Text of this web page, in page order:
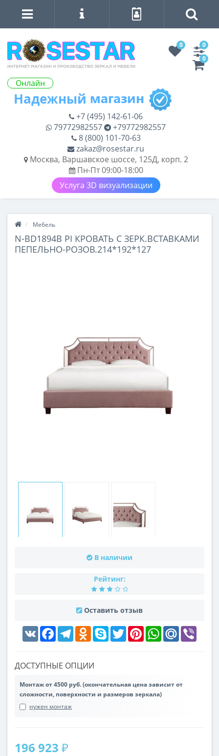
Онлайн
0
0
0
+7 (495) 142-61-06
79772982557
+79772982557
8 (800) 101-70-63
zakaz@rosestar.ru
Москва, Варшавское шоссе, 125Д, корп. 2
Пн-Пт 09:00-18:00
Услуга 3D визуализации
Мебель
N-BD1894B PI КРОВАТЬ С ЗЕРК.ВСТАВКАМИ
ПЕПЕЛЬНО-РОЗОВ.214*192*127
В наличии
Рейтинг:
Оставить отзыв
VK FacebookTelegramOdnoklassniki
Skype Twitter PinterestWhatsAppMail.Ru
ДОСТУПНЫЕ ОПЦИИ
Монтаж от 4500 руб. (окончательная цена зависит от
сложности, поверхности и размеров зеркала)
нужен монтаж
196 923 ₽